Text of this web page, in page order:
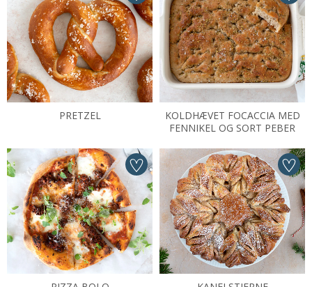
PRETZEL
KOLDHÆVET FOCACCIA MED
FENNIKEL OG SORT PEBER